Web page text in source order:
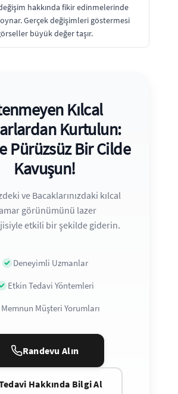
hakkında fikir edinmelerinde
Gerçek değişimleri göstermesi
büyük değer taşır.
Kılcal
Kurtulun:
Pürüzsüz Bir Cilde
Kavuşun!
ve Bacaklarınızdaki kılcal
görünümünü lazer
etkili bir şekilde giderin.
Deneyimli Uzmanlar
Etkin Tedavi Yöntemleri
Memnun Müşteri Yorumları
Randevu Alın
Hakkında Bilgi Al